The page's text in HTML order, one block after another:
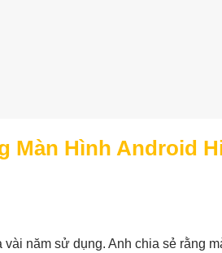
Màn Hình Android
năm sử dụng. Anh chia sẻ rằng